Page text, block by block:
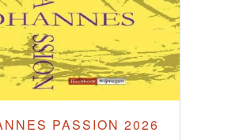
PASSION 2026